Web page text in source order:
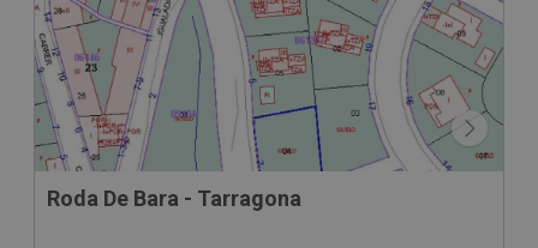
Roda De Bara - Tarragona